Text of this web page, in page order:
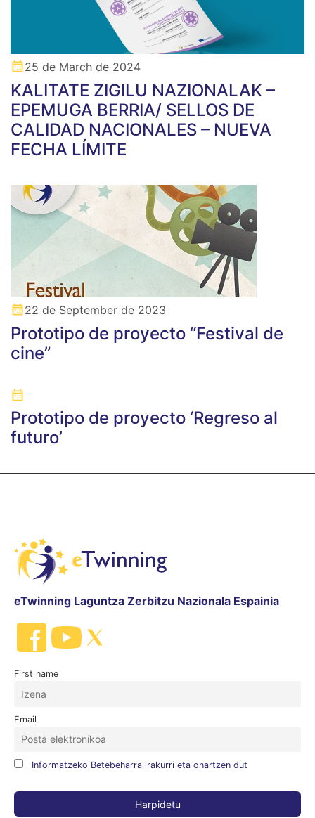
25 de March de 2024
KALITATE ZIGILU NAZIONALAK –
EPEMUGA BERRIA/ SELLOS DE
CALIDAD NACIONALES – NUEVA
FECHA LÍMITE
22 de September de 2023
Prototipo de proyecto “Festival de
cine”
Prototipo de proyecto ‘Regreso al
futuro’
eTwinning Laguntza Zerbitzu Nazionala Espainia
First name
Email
Informatzeko Betebeharra irakurri eta onartzen dut